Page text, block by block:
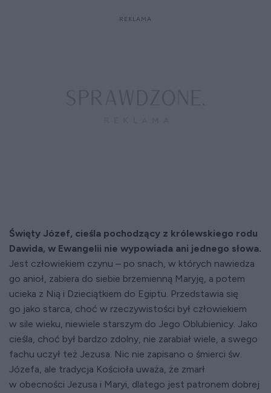
Święty Józef, cieśla pochodzący z królewskiego rodu
Dawida, w Ewangelii nie wypowiada ani jednego słowa.
Jest człowiekiem czynu – po snach, w których nawiedza
go anioł, zabiera do siebie brzemienną Maryję, a potem
ucieka z Nią i Dzieciątkiem do Egiptu. Przedstawia się
go jako starca, choć w rzeczywistości był człowiekiem
w sile wieku, niewiele starszym do Jego Oblubienicy. Jako
cieśla, choć był bardzo zdolny, nie zarabiał wiele, a swego
fachu uczył też Jezusa. Nic nie zapisano o śmierci św.
Józefa, ale tradycja Kościoła uważa, że zmarł
w obecności Jezusa i Maryi, dlatego jest patronem dobrej